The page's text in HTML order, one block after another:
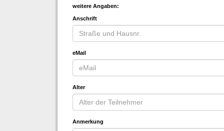
weitere Angaben:
Anschrift
eMail
Alter
Anmerkung